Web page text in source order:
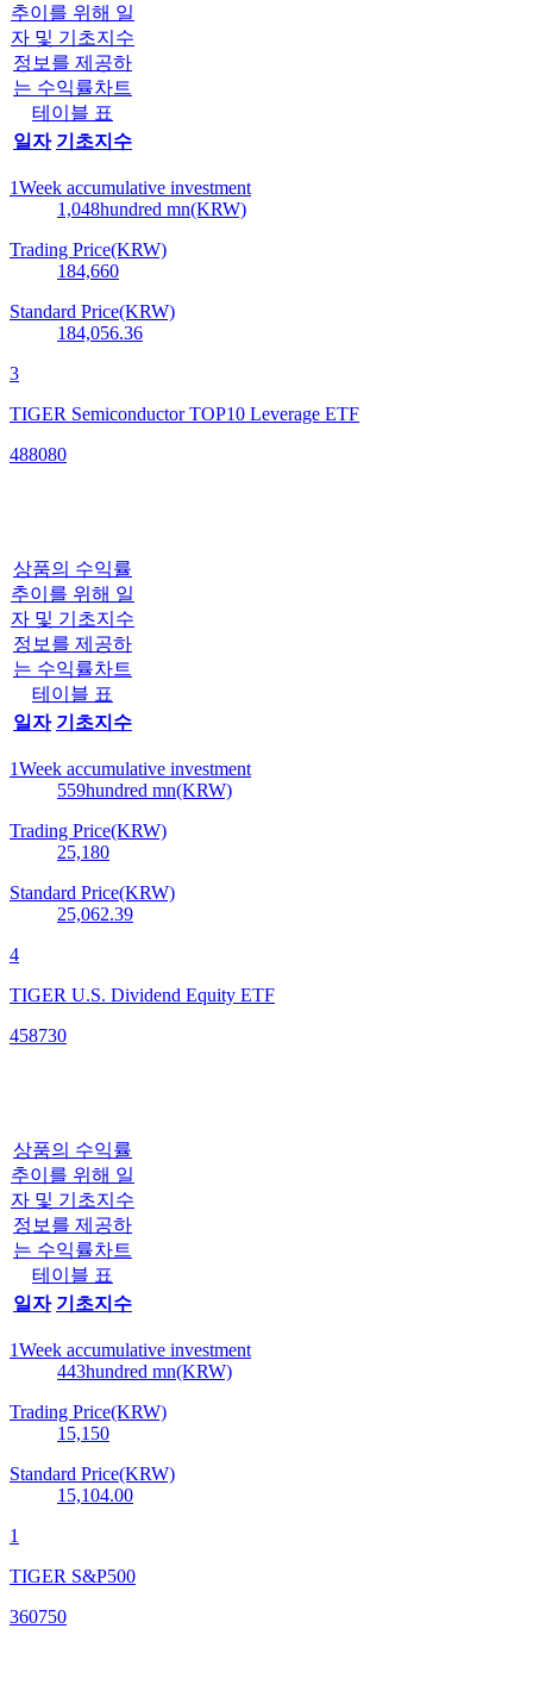
추이를 위해 일
자 및 기초지수
정보를 제공하
는 수익률차트
테이블 표
일자 기초지수
1Week accumulative investment
1,048hundred mn(KRW)
Trading Price(KRW)
184,660
Standard Price(KRW)
184,056.36
3
TIGER Semiconductor TOP10 Leverage ETF
488080
상품의 수익률
추이를 위해 일
자 및 기초지수
정보를 제공하
는 수익률차트
테이블 표
일자 기초지수
1Week accumulative investment
559hundred mn(KRW)
Trading Price(KRW)
25,180
Standard Price(KRW)
25,062.39
4
TIGER U.S. Dividend Equity ETF
458730
상품의 수익률
추이를 위해 일
자 및 기초지수
정보를 제공하
는 수익률차트
테이블 표
일자 기초지수
1Week accumulative investment
443hundred mn(KRW)
Trading Price(KRW)
15,150
Standard Price(KRW)
15,104.00
1
TIGER S&P500
360750